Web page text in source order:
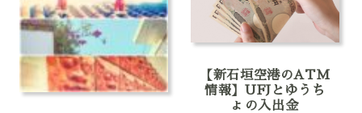
【新石垣空港のATM
情報】UFJとゆうち
ょの入出金